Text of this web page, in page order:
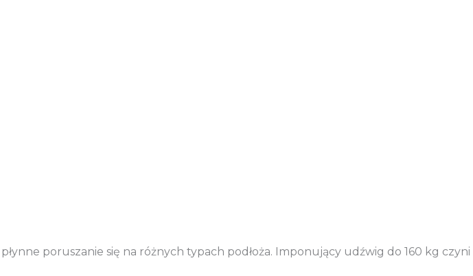
poruszanie się na różnych typach podłoża. Imponujący udźwig do 160 kg czyni